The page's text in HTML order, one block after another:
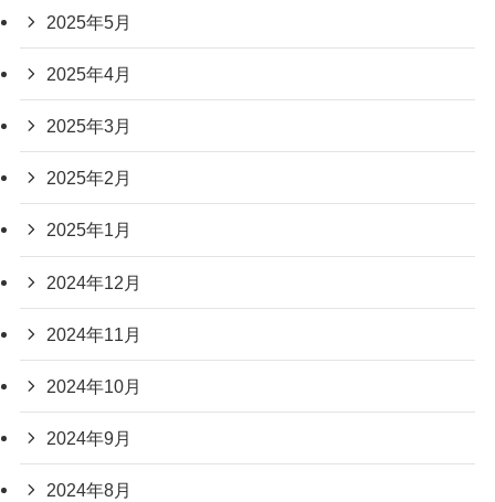
2025年5月
2025年4月
2025年3月
2025年2月
2025年1月
2024年12月
2024年11月
2024年10月
2024年9月
2024年8月